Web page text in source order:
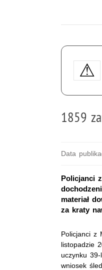
1859
Data
Policjanci
materiał
za kraty
Policjanci z
listopadzie
uczynku
wniosek